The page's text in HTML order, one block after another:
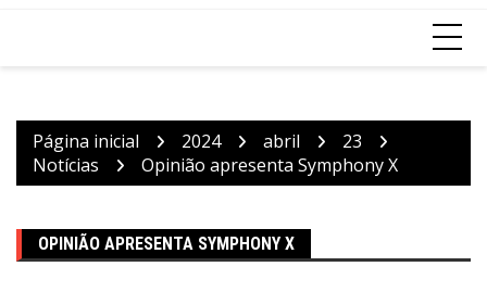
Página inicial 2024 abril
23
Notícias
Opinião apresenta Symphony X
OPINIÃO APRESENTA SYMPHONY X